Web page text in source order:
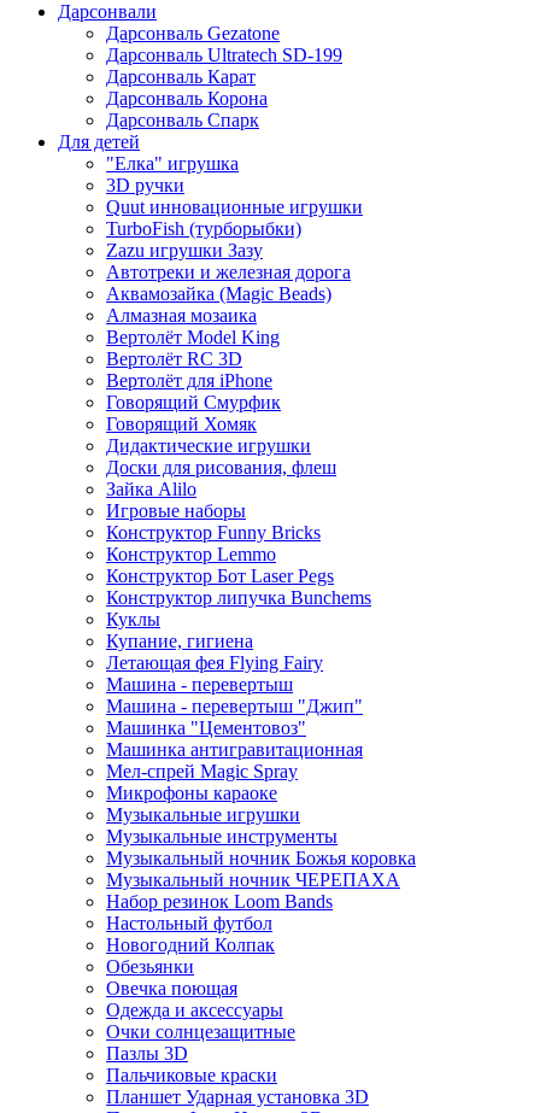
Дарсонвали
Дарсонваль Gezatone
Дарсонваль Ultratech SD-199
Дарсонваль Карат
Дарсонваль Корона
Дарсонваль Спарк
Для детей
"Елка" игрушка
3D ручки
Quut инновационные игрушки
TurboFish (турборыбки)
Zazu игрушки Зазу
Автотреки и железная дорога
Аквамозайка (Magic Beads)
Алмазная мозаика
Вертолёт Model King
Вертолёт RC 3D
Вертолёт для iPhone
Говорящий Смурфик
Говорящий Хомяк
Дидактические игрушки
Доски для рисования, флеш
Зайка Alilo
Игровые наборы
Конструктор Funny Bricks
Конструктор Lemmo
Конструктор Бот Laser Pegs
Конструктор липучка Bunchems
Куклы
Купание, гигиена
Летающая фея Flying Fairy
Машина - перевертыш
Машина - перевертыш "Джип"
Машинка "Цементовоз"
Машинка антигравитационная
Мел-спрей Magic Spray
Микрофоны караоке
Музыкальные игрушки
Музыкальные инструменты
Музыкальный ночник Божья коровка
Музыкальный ночник ЧЕРЕПАХА
Набор резинок Loom Bands
Настольный футбол
Новогодний Колпак
Обезьянки
Овечка поющая
Одежда и аксессуары
Очки солнцезащитные
Пазлы 3D
Пальчиковые краски
Планшет Ударная установка 3D